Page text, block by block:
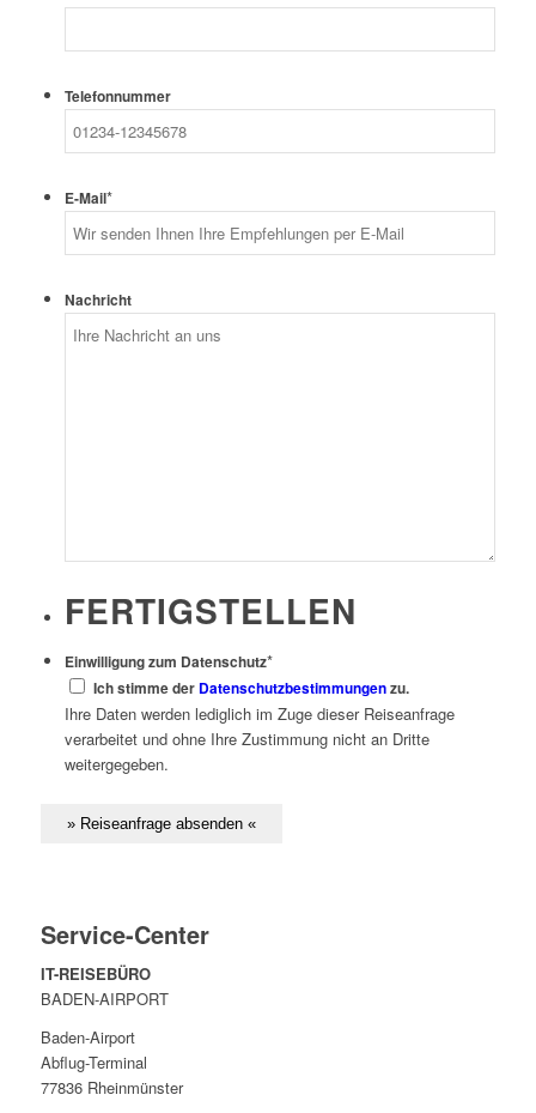
Telefonnummer
E-Mail*
Nachricht
FERTIGSTELLEN
Einwilligung zum Datenschutz*
Ich stimme der Datenschutzbestimmungenzu.
Ihre Daten werden lediglich im Zuge dieser Reiseanfrage
verarbeitet und ohne Ihre Zustimmung nicht an Dritte
weitergegeben.
Service-Center
IT-REISEBÜRO
BADEN-AIRPORT
Baden-Airport
Abflug-Terminal
77836 Rheinmünster